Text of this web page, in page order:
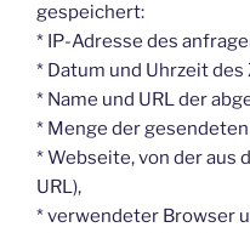
gespeichert:
* IP-Adresse des
* Datum und Uhrzeit
* Name und URL der
* Menge der
* Webseite, von der aus
URL),
* verwendeter Browser